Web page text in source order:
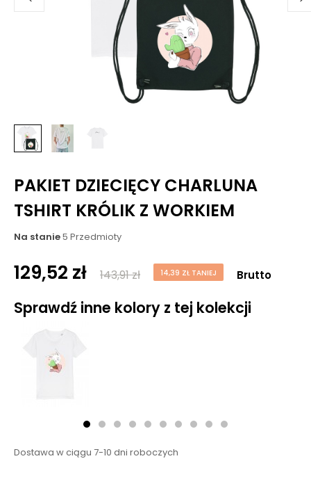
PAKIET DZIECIĘCY CHARLUNA
TSHIRT KRÓLIK Z WORKIEM
Na stanie5 Przedmioty
129,52 zł 143,91 zł 14,39 ZŁ TANIEJ Brutto
Sprawdź inne kolory z tej kolekcji
Dostawa w ciągu 7-10 dni roboczych